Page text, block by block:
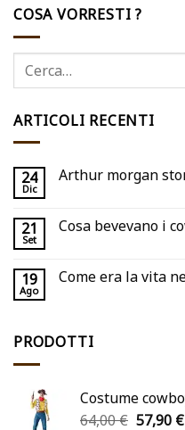
COSA VORRESTI ?
ARTICOLI RECENTI
24
Dic
Arthur morgan
21
Set
Cosa bevevano i
19
Ago
Come era la vita
PRODOTTI
Costume
64,00€ Il
57,90 €Il